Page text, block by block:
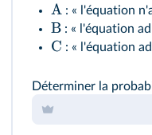
A : « l'équation
B : « l'équation
C : « l'équation
Déterminer la